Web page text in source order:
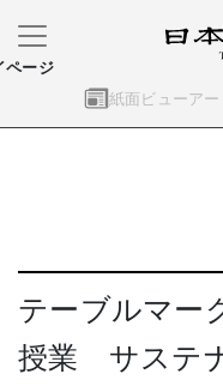
紙面ビューアー
ページ
テーブルマー
授業 サステ